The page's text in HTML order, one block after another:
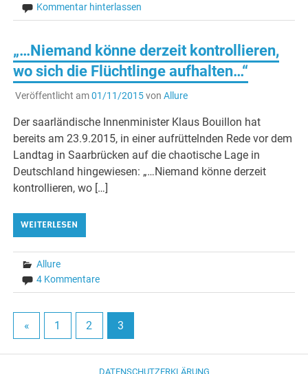
Kommentar hinterlassen
„…Niemand könne derzeit kontrollieren,
wo sich die Flüchtlinge aufhalten…“
Veröffentlicht am01/11/2015von Allure
Der saarländische Innenminister Klaus Bouillon hat
bereits am 23.9.2015, in einer aufrüttelnden Rede vor dem
Landtag in Saarbrücken auf die chaotische Lage in
Deutschland hingewiesen: „…Niemand könne derzeit
kontrollieren, wo […]
WEITERLESEN
Allure
4 Kommentare
« 1 2 3
DATENSCHUTZERKLÄRUNG